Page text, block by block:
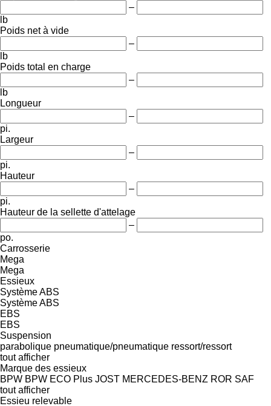
–
lb
Poids net à vide
–
lb
Poids total en charge
–
lb
Longueur
–
pi.
Largeur
–
pi.
Hauteur
–
pi.
Hauteur de la sellette d'attelage
–
po.
Carrosserie
Mega
Mega
Essieux
Système ABS
Système ABS
EBS
EBS
Suspension
parabolique pneumatique/pneumatique ressort/ressort
tout afficher
Marque des essieux
BPW BPW ECO Plus JOST MERCEDES-BENZ ROR SAF
tout afficher
Essieu relevable